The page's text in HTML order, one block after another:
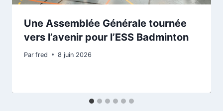
Une Assemblée Générale tournée
vers l’avenir pour l’ESS Badminton
Par fred 8 juin 2026